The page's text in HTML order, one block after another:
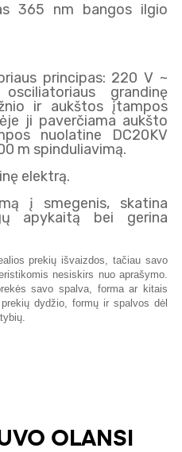
365 nm bangos ilgio
principas: 220 V ~
grandinę
ir aukštos įtampos
ji paverčiama aukšto
nuolatine DC20KV
m spinduliavimą.
elektrą.
į smegenis, skatina
apykaitą bei gerina
prekių išvaizdos, tačiau savo
nesiskirs nuo aprašymo.
savo spalva, forma ar kitais
dydžio, formų ir spalvos dėl
OLANSI